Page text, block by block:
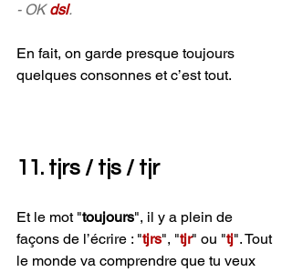
- OK dsl.
En fait, on garde presque toujours
quelques consonnes et c’est tout.
11. tjrs / tjs / tjr
Et le mot "toujours", il y a plein de
façons de l’écrire : "tjrs", "tjr" ou "tj". Tout
le monde va comprendre que tu veux